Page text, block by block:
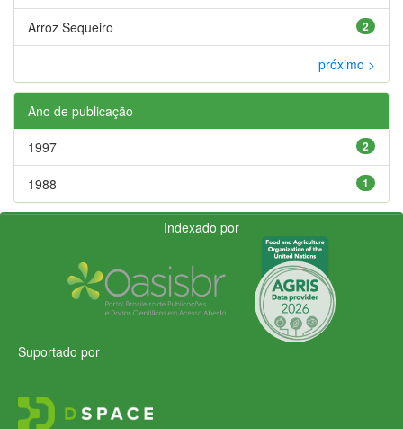
2
Arroz Sequeiro
próximo >
Ano de publicação
2
1997
1
1988
Indexado por
Suportado por